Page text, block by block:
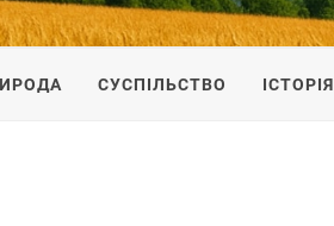
СУСПІЛЬСТВО ІСТОРІЯ